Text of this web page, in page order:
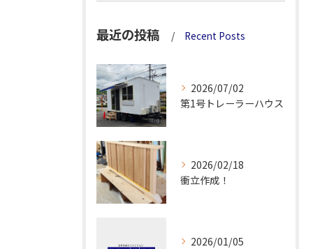
最近の投稿 Recent Posts
2026/07/02
第1号トレーラーハウス
2026/02/18
衝立作成！
2026/01/05